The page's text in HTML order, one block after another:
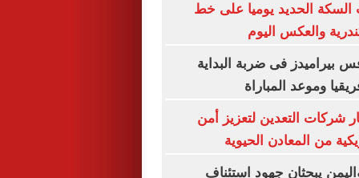
السكة الحديد يوميا على خط
والعكس اليوم
بيراميدز فى ضربة البداية
وموعد المباراة
شركات التعدين لتعزيز أمن
من المعادن الحيوية
يبحثان جهود استئناف